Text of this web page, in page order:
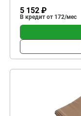
5 152 ₽
В кредит от 172/мес